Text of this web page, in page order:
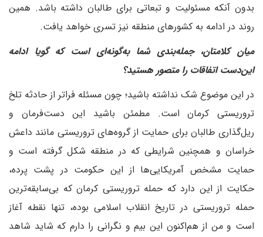
بدون آنکه مسئولیت و تبعاتی برای طالبان داشته باشد. همین
روند در ادامه به کشورهای منطقه نیز تسری خواهد یافت.
‌میان کلامتان، جمله‌بندی شما به‌گونه‌ای است که گویا ادامه
این‌دست اتفاقات را متصور هستید؟
در این موضوع شک نداشته باشید؛ چون مسئله فراتر از حادثه تلخ
تروریستی کرمان است. مطمئن باشید این دست‌فرمان و
ریل‌گذاری طالبان برای حمایت از گروه‌های تروریستی مانند داعش
خراسان و همچنین شرایطی که در منطقه شکل گرفته است و
حمایت مشخص آمریکایی‌ها از این حکومت در پشت پرده،
حکایت از این دارد که حمله تروریستی کرمان که بی‌سابقه‌ترین
حمله تروریستی در تاریخ انقلاب اسلامی بوده‌، تنها نقطه آغاز
است و من از هم‌اکنون این بیم و نگرانی را دارم که شاید شاهد